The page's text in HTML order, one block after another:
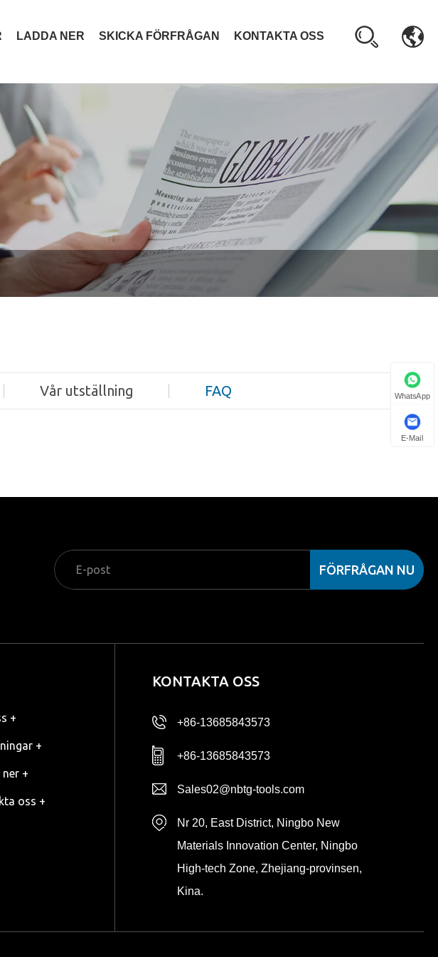
LADDA NER SKICKA FÖRFRÅGAN KONTAKTA OSS
Vår utställning FAQ
FÖRFRÅGAN NU
+
+
+
oss +
KONTAKTA OSS
+86-13685843573
+86-13685843573
Sales02@nbtg-tools.com
Nr 20, East District, Ningbo New
Materials Innovation Center, Ningbo
High-tech Zone, Zhejiang-provinsen,
Kina.
WhatsApp
E-Mail